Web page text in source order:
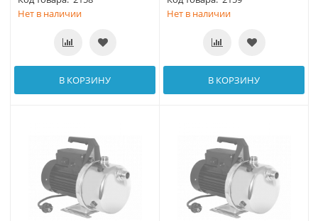
Нет в наличии
В КОРЗИНУ
Нет в наличии
В КОРЗИНУ